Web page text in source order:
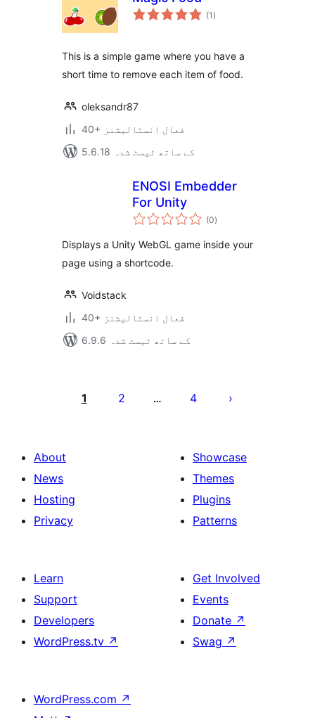
(1 مجموعی
درجہ
)
This is a simple game where you have a
short time to remove each item of food.
oleksandr87
40+ فعال انسٹالیشنز
5.6.18 کے ساتھ ٹیسٹ شدہ
ENOSI Embedder
For Unity
(0مجموعی
درجہ
)
Displays a Unity WebGL game inside your
page using a shortcode.
Voidstack
40+ فعال انسٹالیشنز
6.9.6 کے ساتھ ٹیسٹ شدہ
pagination
1 2 … 4
About
News
Hosting
Privacy
Showcase
Themes
Plugins
Patterns
Learn
Support
Developers
WordPress.tv ↗
Get Involved
Events
Donate ↗
Swag ↗
WordPress.com ↗